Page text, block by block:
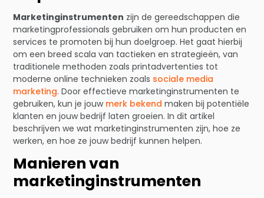
Marketinginstrumenten zijn de gereedschappen die
marketingprofessionals gebruiken om hun producten en
services te promoten bij hun doelgroep. Het gaat hierbij
om een breed scala van tactieken en strategieën, van
traditionele methoden zoals printadvertenties tot
moderne online technieken zoals sociale media
marketing. Door effectieve marketinginstrumenten te
gebruiken, kun je jouw merk bekend maken bij potentiële
klanten en jouw bedrijf laten groeien. In dit artikel
beschrijven we wat marketinginstrumenten zijn, hoe ze
werken, en hoe ze jouw bedrijf kunnen helpen.
Manieren van
marketinginstrumenten